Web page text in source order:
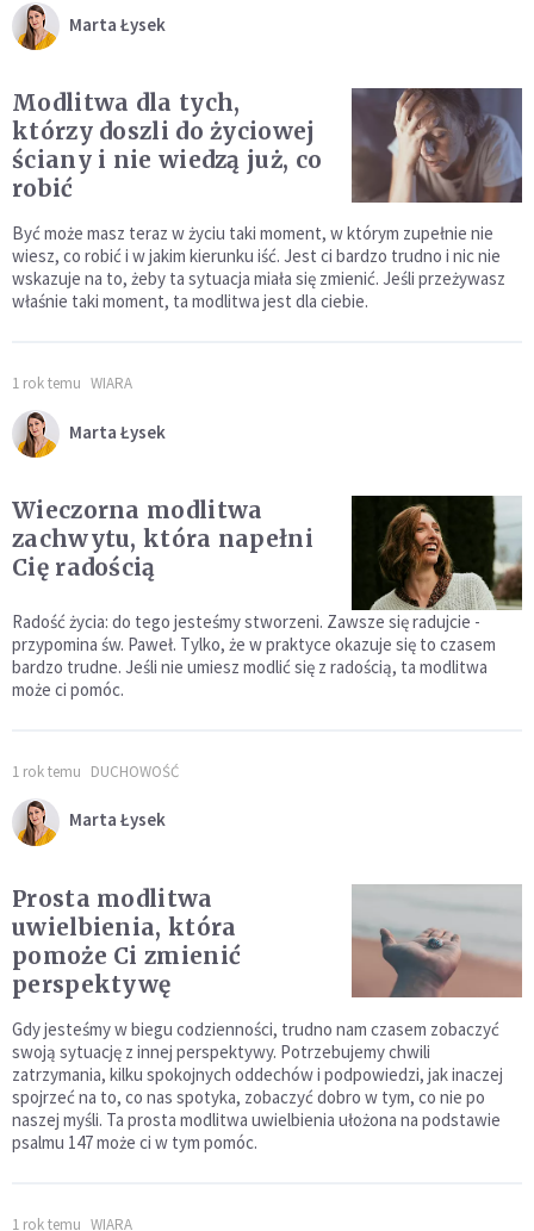
Marta Łysek
Modlitwa dla tych,
którzy doszli do życiowej
ściany i nie wiedzą już, co
robić
Być może masz teraz w życiu taki moment, w którym zupełnie nie
wiesz, co robić i w jakim kierunku iść. Jest ci bardzo trudno i nic nie
wskazuje na to, żeby ta sytuacja miała się zmienić. Jeśli przeżywasz
właśnie taki moment, ta modlitwa jest dla ciebie.
1 rok temu WIARA
Marta Łysek
Wieczorna modlitwa
zachwytu, która napełni
Cię radością
Radość życia: do tego jesteśmy stworzeni. Zawsze się radujcie -
przypomina św. Paweł. Tylko, że w praktyce okazuje się to czasem
bardzo trudne. Jeśli nie umiesz modlić się z radością, ta modlitwa
może ci pomóc.
1 rok temu DUCHOWOŚĆ
Marta Łysek
Prosta modlitwa
uwielbienia, która
pomoże Ci zmienić
perspektywę
Gdy jesteśmy w biegu codzienności, trudno nam czasem zobaczyć
swoją sytuację z innej perspektywy. Potrzebujemy chwili
zatrzymania, kilku spokojnych oddechów i podpowiedzi, jak inaczej
spojrzeć na to, co nas spotyka, zobaczyć dobro w tym, co nie po
naszej myśli. Ta prosta modlitwa uwielbienia ułożona na podstawie
psalmu 147 może ci w tym pomóc.
1 rok temu WIARA